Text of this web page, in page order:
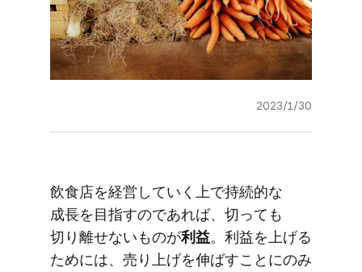
2023/1/30
飲食店を​経営していく​上で​持続的な​
成長を​目指すのであれば、​切っても​
切り離せない​ものが​利益。​利益を​上げる​
ためには、​売り上げを​伸ばすことに​のみ​